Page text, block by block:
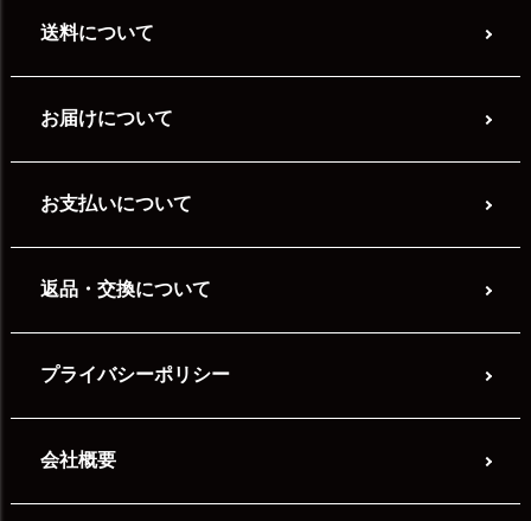
送料について
お届けについて
お支払いについて
返品・交換について
プライバシーポリシー
会社概要